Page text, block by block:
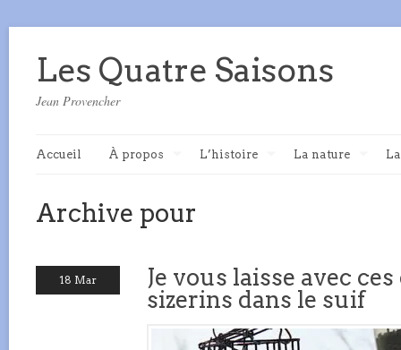
Les Quatre Saisons
Jean Provencher
Accueil À propos L’histoire La nature
Archive pour
18 Mar
Je vous laisse avec
sizerins dans le suif